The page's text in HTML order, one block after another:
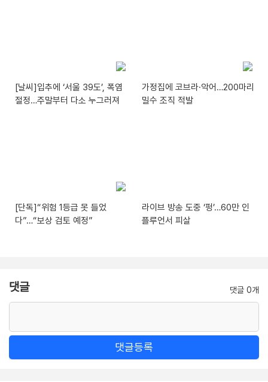
[날씨]입추에 ‘서울 39도’, 폭염
절정…주말부터 다소 누그러져
가정집에 코브라·악어…200마리
밀수 조직 적발
[단독]“위험 1등급 못 들었
다”…“보상 검토 예정”
라이브 방송 도중 ‘펑’…60만 인
플루언서 피살
댓글 댓글 0개
댓글등록